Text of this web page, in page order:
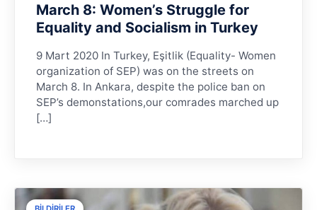
March 8: Women’s Struggle for
Equality and Socialism in Turkey
9 Mart 2020 In Turkey, Eşitlik (Equality- Women
organization of SEP) was on the streets on
March 8. In Ankara, despite the police ban on
SEP’s demonstations,our comrades marched up
[…]